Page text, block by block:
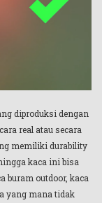
diproduksi dengan
real atau secara
memiliki durability
kaca ini bisa
buram outdoor, kaca
yang mana tidak